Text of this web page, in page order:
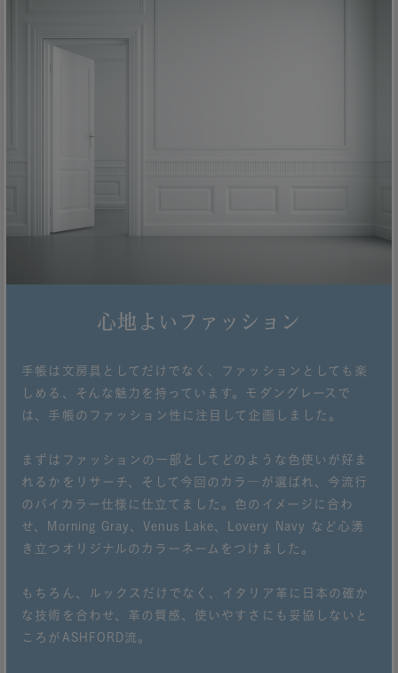
心地よいファッション
手帳は文房具としてだけでなく、ファッションとしても楽
しめる、そんな魅力を持っています。モダングレースで
は、手帳のファッション性に注目して企画しました。
まずはファッションの一部としてどのような色使いが好ま
れるかをリサーチ、そして今回のカラ―が選ばれ、今流行
のバイカラー仕様に仕立てました。色のイメージに合わ
せ、Morning Gray、Venus Lake、Lovery Navy など心湧
き立つオリジナルのカラーネームをつけました。
もちろん、ルックスだけでなく、イタリア革に日本の確か
な技術を合わせ、革の質感、使いやすさにも妥協しないと
ころがASHFORD流。